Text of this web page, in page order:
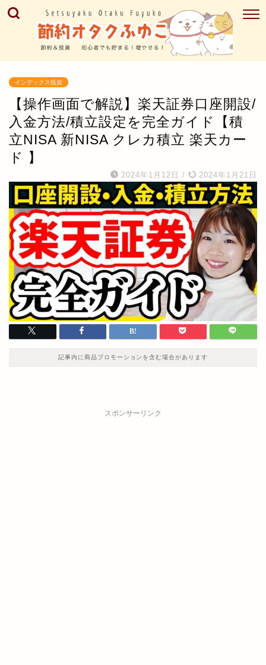
インデックス投資
【操作画面で解説】楽天証券口座開設/
入金方法/積立設定を完全ガイド【積
立NISA 新NISA クレカ積立 楽天カー
ド 】
2024年1月12日 / 2024年1月21日
記事内に商品プロモーションを含む場合があります
スポンサーリンク